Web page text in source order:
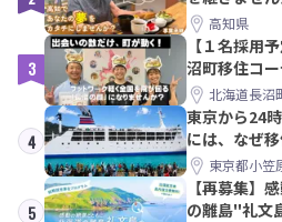
ら約10年！
高知県
3
【１名採用
沼町移住コ
す！北海道長沼
4
東京から24
には、なぜ
みた東京都小笠
5
【再募集】
の離島"礼文